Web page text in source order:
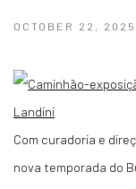
OCTOBER 22, 2025
Com curadoria e
nova temporada do